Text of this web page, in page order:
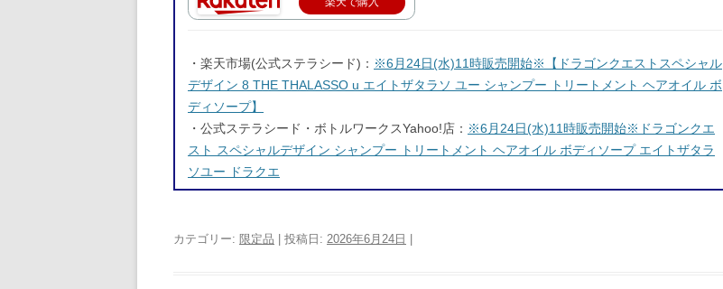
・楽天市場(公式ステラシード)： ※6月24日(水)11時販売開始※【ドラゴンクエストスペシャル
デザイン 8 THE THALASSO u エイトザタラソ ユー シャンプー トリートメント ヘアオイル ボ
ディソープ】
・公式ステラシード・ボトルワークスYahoo!店： ※6月24日(水)11時販売開始※ドラゴンクエ
スト スペシャルデザイン シャンプー トリートメント ヘアオイル ボディソープ エイトザタラ
ソユー ドラクエ
カテゴリー: 限定品 | 投稿日: 2026年6月24日